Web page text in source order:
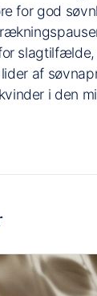
for god
af
i den